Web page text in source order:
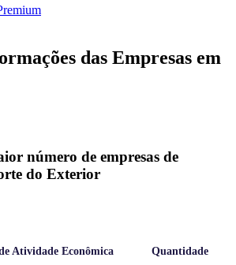
das Empresas em
número de empresas de
do Exterior
Atividade Econômica Quantidade